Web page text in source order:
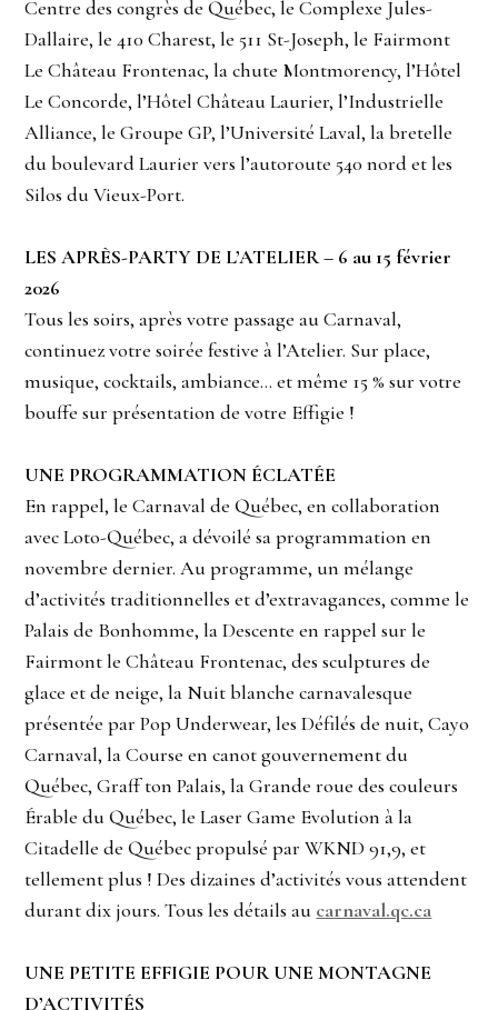
Centre des congrès de Québec, le Complexe Jules-
Dallaire, le 410 Charest, le 511 St-Joseph, le Fairmont
Le Château Frontenac, la chute Montmorency, l’Hôtel
Le Concorde, l’Hôtel Château Laurier, l’Industrielle
Alliance, le Groupe GP, l’Université Laval, la bretelle
du boulevard Laurier vers l’autoroute 540 nord et les
Silos du Vieux-Port.
LES APRÈS-PARTY DE L’ATELIER – 6 au 15 février
2026
Tous les soirs, après votre passage au Carnaval,
continuez votre soirée festive à l’Atelier. Sur place,
musique, cocktails, ambiance… et même 15 % sur votre
bouffe sur présentation de votre Effigie !
UNE PROGRAMMATION ÉCLATÉE
En rappel, le Carnaval de Québec, en collaboration
avec Loto-Québec, a dévoilé sa programmation en
novembre dernier. Au programme, un mélange
d’activités traditionnelles et d’extravagances, comme le
Palais de Bonhomme, la Descente en rappel sur le
Fairmont le Château Frontenac, des sculptures de
glace et de neige, la Nuit blanche carnavalesque
présentée par Pop Underwear, les Défilés de nuit, Cayo
Carnaval, la Course en canot gouvernement du
Québec, Graff ton Palais, la Grande roue des couleurs
Érable du Québec, le Laser Game Evolution à la
Citadelle de Québec propulsé par WKND 91,9, et
tellement plus ! Des dizaines d’activités vous attendent
durant dix jours. Tous les détails au carnaval.qc.ca
UNE PETITE EFFIGIE POUR UNE MONTAGNE
D’ACTIVITÉS